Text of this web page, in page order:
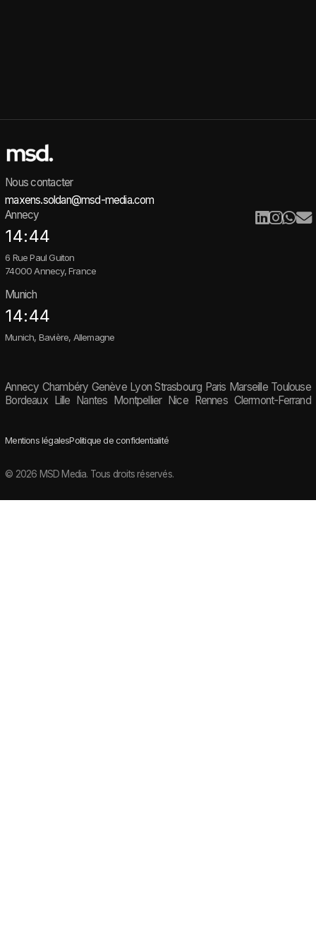
Nous contacter
maxens.soldan@msd-media.com
Annecy
14:44
6 Rue Paul Guiton
74000 Annecy, France
Munich
14:44
Munich, Bavière, Allemagne
Annecy Chambéry Genève Lyon Strasbourg Paris Marseille Toulouse
Bordeaux Lille Nantes Montpellier Nice Rennes Clermont-Ferrand
Mentions légalesPolitique de confidentialité
© 2026 MSD Media. Tous droits réservés.